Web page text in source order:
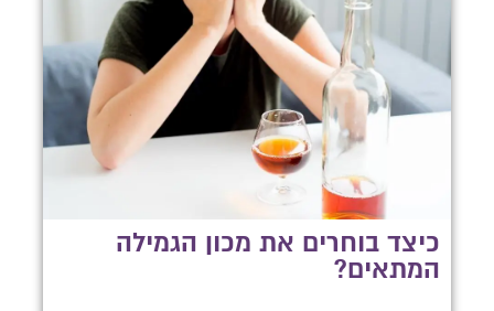
כיצד בוחרים את מכון הגמילה
המתאים?